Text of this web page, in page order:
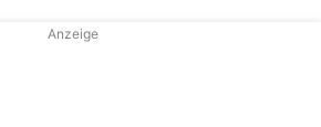
Anzeige